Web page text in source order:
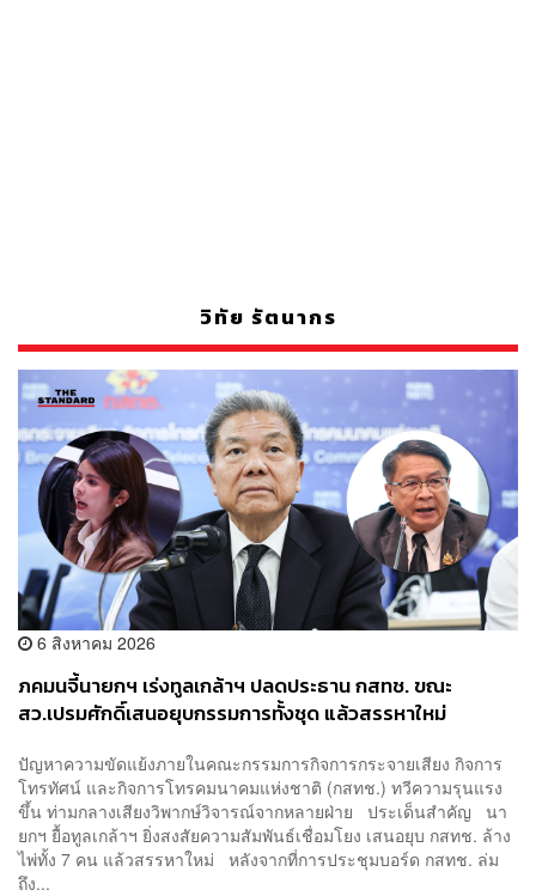
วิทัย รัตนากร
6 สิงหาคม 2026
ภคมนจี้นายกฯ เร่งทูลเกล้าฯ ปลดประธาน กสทช. ขณะ
สว.เปรมศักดิ์เสนอยุบกรรมการทั้งชุด แล้วสรรหาใหม่
ปัญหาความขัดแย้งภายในคณะกรรมการกิจการกระจายเสียง กิจการ
โทรทัศน์ และกิจการโทรคมนาคมแห่งชาติ (กสทช.) ทวีความรุนแรง
ขึ้น ท่ามกลางเสียงวิพากษ์วิจารณ์จากหลายฝ่าย ประเด็นสำคัญ นา
ยกฯ ยื้อทูลเกล้าฯ ยิ่งสงสัยความสัมพันธ์เชื่อมโยง เสนอยุบ กสทช. ล้าง
ไพ่ทั้ง 7 คน แล้วสรรหาใหม่ หลังจากที่การประชุมบอร์ด กสทช. ล่ม
ถึง...